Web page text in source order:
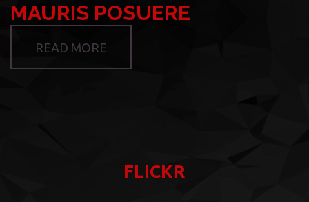
MAURIS POSUERE
READ MORE
FLICKR